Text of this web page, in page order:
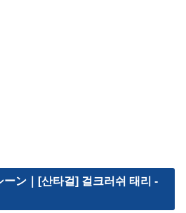
ーン｜[산타걸] 걸크러쉬 태리 -